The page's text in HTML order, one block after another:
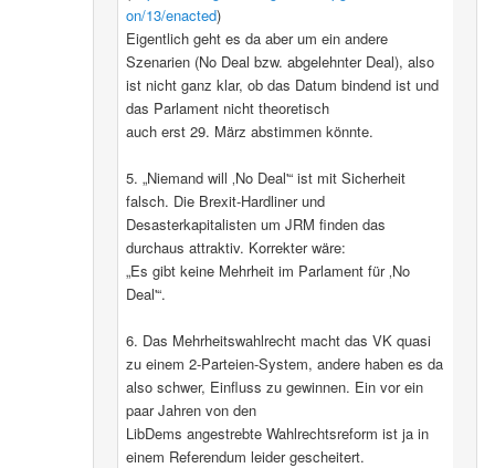
on/13/enacted)
Eigentlich geht es da aber um ein andere
Szenarien (No Deal bzw. abgelehnter Deal), also
ist nicht ganz klar, ob das Datum bindend ist und
das Parlament nicht theoretisch
auch erst 29. März abstimmen könnte.
5. „Niemand will ‚No Deal'“ ist mit Sicherheit
falsch. Die Brexit-Hardliner und
Desasterkapitalisten um JRM finden das
durchaus attraktiv. Korrekter wäre:
„Es gibt keine Mehrheit im Parlament für ‚No
Deal'“.
6. Das Mehrheitswahlrecht macht das VK quasi
zu einem 2-Parteien-System, andere haben es da
also schwer, Einfluss zu gewinnen. Ein vor ein
paar Jahren von den
LibDems angestrebte Wahlrechtsreform ist ja in
einem Referendum leider gescheitert.